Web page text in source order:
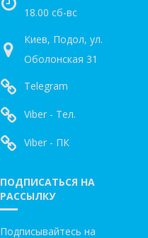
18.00 сб-вс
Киев, Подол, ул.
Оболонская 31
Telegram
Viber - Тел.
Viber - ПК
ПОДПИСАТЬСЯ НА
РАССЫЛКУ
Подписывайтесь на